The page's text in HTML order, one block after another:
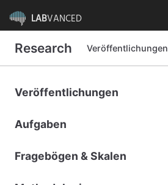
LABVANCED
Research Veröffentlichungen
Veröffentlichungen
Aufgaben
Fragebögen & Skalen